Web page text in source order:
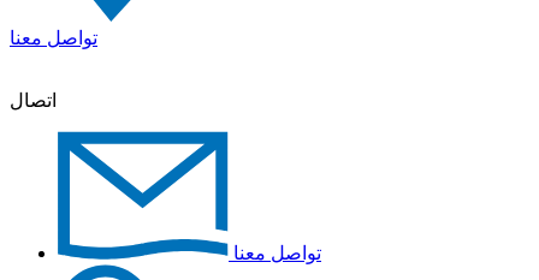
تواصل معنا
اتصال
تواصل معنا